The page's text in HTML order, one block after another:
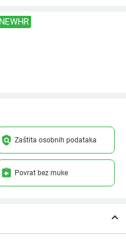
NEWHR
policy Zaštita osobnih podataka
assignment_return Povrat bez muke